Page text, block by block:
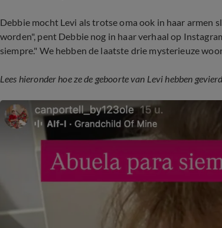
Debbie mocht Levi als trotse oma ook in haar armen
worden", pent Debbie nog in haar verhaal op
siempre." We hebben de laatste drie mysterieuze
Lees hieronder hoe ze de geboorte van Levi hebben